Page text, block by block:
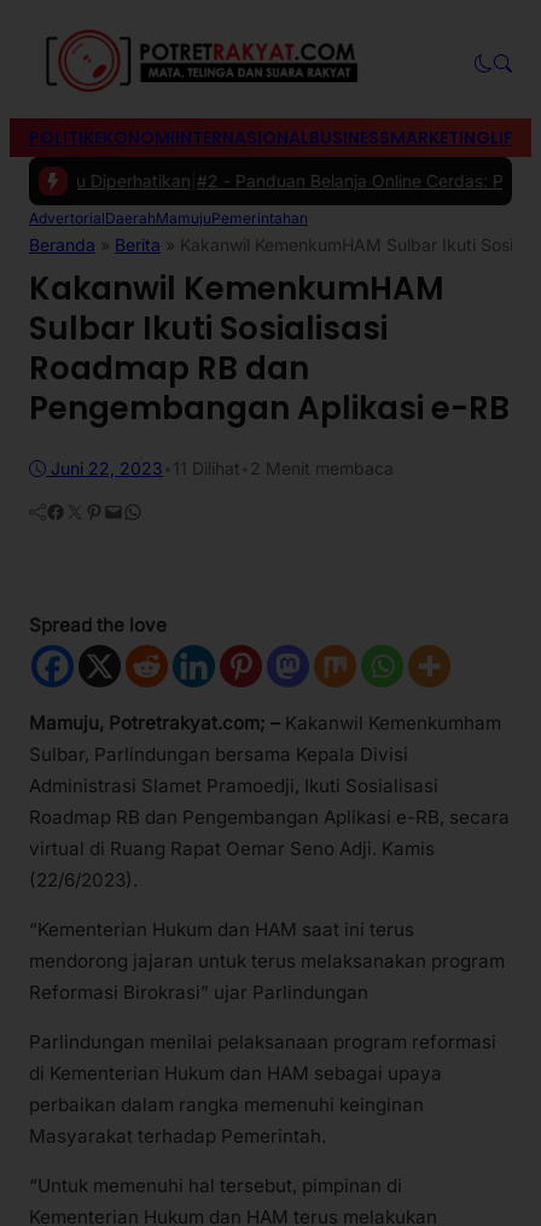
POLITIKEKONOMIINTERNASIONALBUSINESSMARKETING
Diperhatikan|#2 -Panduan Belanja Online Cerdas: Pilih Produk
AdvertorialDaerahMamujuPemerintahan
Beranda » Berita » Kakanwil KemenkumHAM Sulbar Ikuti
Kakanwil KemenkumHAM
Sulbar Ikuti Sosialisasi
Roadmap RB dan
Pengembangan Aplikasi e-RB
Juni 22, 2023 11 Dilihat 2 Menit membaca
Facebook Twitter Pinterest Mail WhatsApp
Spread the love
Mamuju, Potretrakyat.com; – Kakanwil Kemenkumham
Sulbar, Parlindungan bersama Kepala Divisi
Administrasi Slamet Pramoedji, Ikuti Sosialisasi
Roadmap RB dan Pengembangan Aplikasi e-RB, secara
virtual di Ruang Rapat Oemar Seno Adji. Kamis
(22/6/2023).
“Kementerian Hukum dan HAM saat ini terus
mendorong jajaran untuk terus melaksanakan program
Reformasi Birokrasi” ujar Parlindungan
Parlindungan menilai pelaksanaan program reformasi
di Kementerian Hukum dan HAM sebagai upaya
perbaikan dalam rangka memenuhi keinginan
Masyarakat terhadap Pemerintah.
“Untuk memenuhi hal tersebut, pimpinan di
Kementerian Hukum dan HAM terus melakukan